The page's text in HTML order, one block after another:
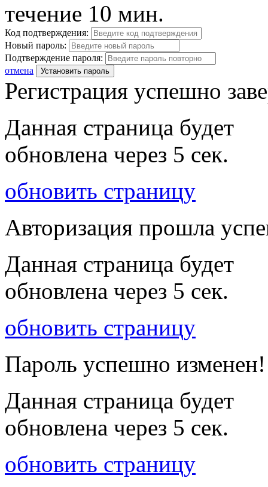
течение 10 мин.
Код подтверждения:
Новый пароль:
Подтверждение пароля:
отмена
Установить пароль
Регистрация успешно
Данная страница будет
обновлена через 5 сек.
обновить страницу
Авторизация прошла
Данная страница будет
обновлена через 5 сек.
обновить страницу
Пароль успешно изменен!
Данная страница будет
обновлена через 5 сек.
обновить страницу